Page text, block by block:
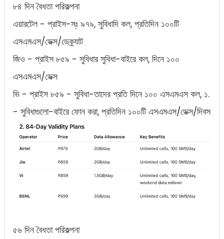
৮৪ দিন বৈধতা পরিকল্পনা
এয়ারটেল - প্রাইস-স্‌ঃ ৯৭৯, সুবিধাদি কল, প্রতিদিন ১০০টি
এসএমএস/ডেক্স/ডেক্র্যাট
জিও - প্রাইস ৮৫৯ - সুবিধার সুবিধা-বাইরে কল, দিনে ১০০
এসএমএস/ডেক্স
ভি - প্রাইস ৮৫৯ - সুবিধা-তাদের প্রতি দিনে ১০০ এসএমএস কল, ১.
- সুবিধাগুলো-বাইরে ফোন করা, প্রতিদিন ১০০টি এসএমএস/ডেক্স/দিবস
৫৬ দিন বৈধতা পরিকল্পনা